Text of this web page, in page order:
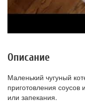
Описание
Маленький чугуный
приготовления
или запекания.